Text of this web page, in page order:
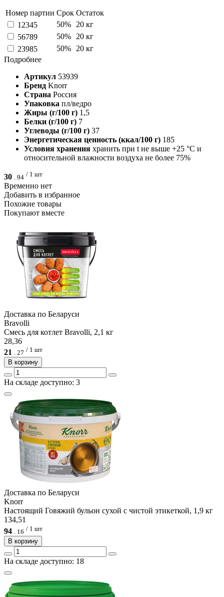
Номер партии Срок Остаток
12345
50%
20 кг
56789
50%
20 кг
23985
50%
20 кг
Подробнее
Артикул 53939
Бренд Knorr
Страна Россия
Упаковка пл/ведро
Жиры (г/100 г) 1,5
Белки (г/100 г) 7
Углеводы (г/100 г) 37
Энергетическая ценность (ккал/100 г) 185
Условия хранения хранить при t не выше +25 °С и
относительной влажности воздуха не более 75%
30 . 94 / 1 шт
Временно нет
Добавить в избранное
Похожие товары
Покупают вместе
Доcтавка по Беларуси
Bravolli
Смесь для котлет Bravolli, 2,1 кг
28,36
21 . 27 / 1 шт
В корзину
На складе доступно: 3
Доcтавка по Беларуси
Knorr
Настоящий Говяжий бульон сухой с чистой этикеткой, 1,9 кг
134,51
94
16 / 1 шт
В корзину
На складе доступно: 18